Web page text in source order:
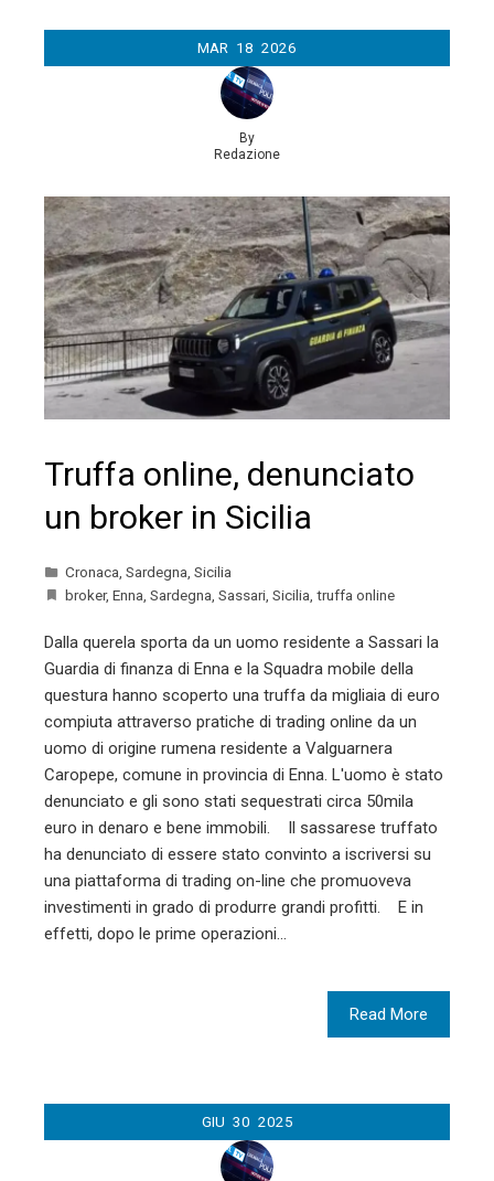
MAR 18 2026
By
Redazione
Truffa online, denunciato
un broker in Sicilia
Cronaca, Sardegna, Sicilia
broker, Enna, Sardegna, Sassari, Sicilia, truffa online
Dalla querela sporta da un uomo residente a Sassari la
Guardia di finanza di Enna e la Squadra mobile della
questura hanno scoperto una truffa da migliaia di euro
compiuta attraverso pratiche di trading online da un
uomo di origine rumena residente a Valguarnera
Caropepe, comune in provincia di Enna. L'uomo è stato
denunciato e gli sono stati sequestrati circa 50mila
euro in denaro e bene immobili. Il sassarese truffato
ha denunciato di essere stato convinto a iscriversi su
una piattaforma di trading on-line che promuoveva
investimenti in grado di produrre grandi profitti. E in
effetti, dopo le prime operazioni…
Read More
GIU 30 2025